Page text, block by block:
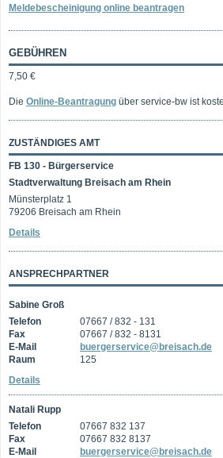
Meldebescheinigung online beantragen
GEBÜHREN
7,50 €
Die Online-Beantragung über service-bw ist
ZUSTÄNDIGES AMT
FB 130 - Bürgerservice
Stadtverwaltung Breisach am Rhein
Münsterplatz 1
79206 Breisach am Rhein
Details
ANSPRECHPARTNER
Sabine Groß
Telefon
07667 / 832 - 131
Fax
07667 / 832 - 8131
E-Mail
buergerservice@breisach.de
Raum
125
Details
Natali Rupp
Telefon
07667 832 137
Fax
07667 832 8137
E-Mail
buergerservice@breisach.de